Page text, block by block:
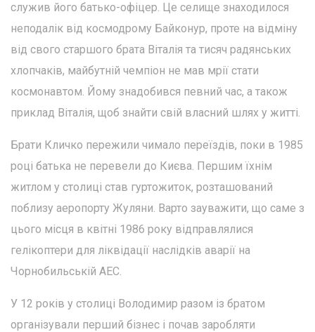
служив його батько-офіцер. Це селище знаходилося
неподалік від космодрому Байконур, проте на відміну
від свого старшого брата Віталія та тисяч радянських
хлопчаків, майбутній чемпіон не мав мрії стати
космонавтом. Йому знадобився певний час, а також
приклад Віталія, щоб знайти свій власний шлях у житті.
Брати Кличко пережили чимало переїздів, поки в 1985
році батька не перевели до Києва. Першим їхнім
житлом у столиці став гуртожиток, розташований
поблизу аеропорту Жуляни. Варто зауважити, що саме з
цього місця в квітні 1986 року відправлялися
гелікоптери для ліквідації наслідків аварії на
Чорнобильській АЕС.
У 12 років у столиці Володимир разом із братом
організували перший бізнес і почав заробляти